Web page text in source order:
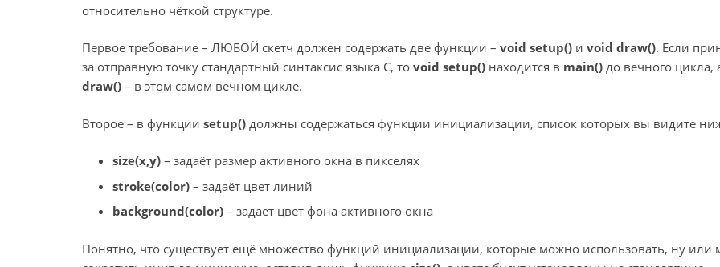
относительно чёткой структуре.
Первое требование – ЛЮБОЙ скетч должен содержать две функции – void setup() и void draw(). Если
за отправную точку стандартный синтаксис языка C, то void setup() находится в main() до вечного цикла,
draw() – в этом самом вечном цикле.
Второе – в функции setup() должны содержаться функции инициализации, список которых вы видите
size(x,y)– задаёт размер активного окна в пикселях
stroke(color)– задаёт цвет линий
background(color)– задаёт цвет фона активного окна
Понятно, что существует ещё множество функций инициализации, которые можно использовать, ну или